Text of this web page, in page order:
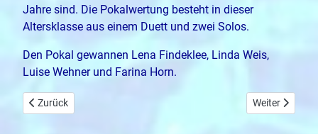
Jahre sind. Die Pokalwertung besteht in dieser
Altersklasse aus einem Duett und zwei Solos.
Den Pokal gewannen Lena Findeklee, Linda Weis,
Luise Wehner und Farina Horn.
Vorheriger Beitrag: Aufenthalt in Langenwetzendorf
Zurück Nächster
Weiter